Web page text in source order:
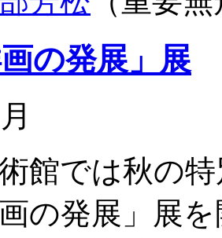
画の発展」展
館では秋の
画の発展」展